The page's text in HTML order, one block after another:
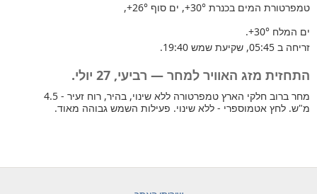
טמפרטורת המים בכנרת +30°, ים סוף +26°
,
ים המלח +30°
.
זריחה ב 05:45, שקיעת שמש 19:40.
התחזית מזג האוויר למחר — רביעי, 27 יולי.
מחר ברוב חלקי הארץ טמפרטורה ללא שינוי, בהיר, רוח זעיר - 4.5
מ"ש. לחץ אטמוספרי - ללא שינוי. פעילות השמש גבוהה מאוד.